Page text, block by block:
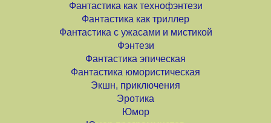
Фантастика как технофэнтези
Фантастика как триллер
Фантастика с ужасами и мистикой
Фэнтези
Фантастика эпическая
Фантастика юмористическая
Экшн, приключения
Эротика
Юмор